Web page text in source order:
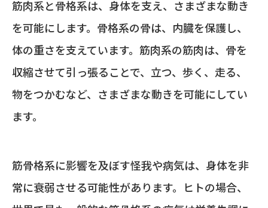
筋肉系と骨格系は、身体を支え、さまざまな動き
を可能にします。骨格系の骨は、内臓を保護し、
体の重さを支えています。筋肉系の筋肉は、骨を
収縮させて引っ張ることで、立つ、歩く、走る、
物をつかむなど、さまざまな動きを可能にしてい
ます。
筋骨格系に影響を及ぼす怪我や病気は、身体を非
常に衰弱させる可能性があります。ヒトの場合、